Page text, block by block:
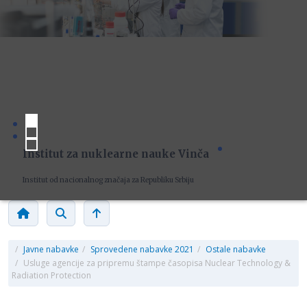
Institut za nuklearne nauke Vinča
Institut od nacionalnog značaja za Republiku Srbiju
/ Javne nabavke / Sprovedene nabavke 2021 / Ostale nabavke
/ Usluge agencije za pripremu štampe časopisa Nuclear Technology &
Radiation Protection